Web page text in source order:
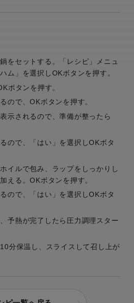
をセットする。「レシピ」メニュ
」を選択しOKボタンを押す。
ボタンを押す。
ので、OKボタンを押す。
示されるので、準備が整ったら
ので、「はい」を選択しOKボタ
イルで包み、ラップをしっかりし
える。OKボタンを押す。
ので、「はい」を選択しOKボタ
予熱が完了したら圧力調理スター
分保温し、スライスして召し上が